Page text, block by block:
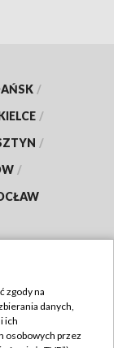
/
/
/
/
zgody na
danych,
ich
osobowych przez